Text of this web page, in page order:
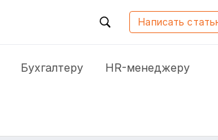
Написать
Бухгалтеру HR-менеджеру